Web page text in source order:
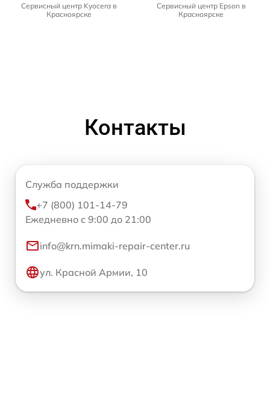
Сервисный центр Kyocera в
Красноярске
Сервисный центр Epson в
Красноярске
Контакты
Служба поддержки
+7 (800) 101-14-79
Ежедневно с 9:00 до 21:00
info@krn.mimaki-repair-center.ru
ул. Красной Армии, 10